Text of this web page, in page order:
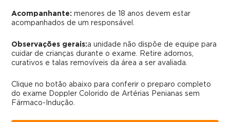
Acompanhante: menores de 18 anos devem estar
acompanhados de um responsável.
Observações gerais:a unidade não dispõe de equipe para
cuidar de crianças durante o exame. Retire adornos,
curativos e talas removíveis da área a ser avaliada.
Clique no botão abaixo para conferir o preparo completo
do exame Doppler Colorido de Artérias Penianas sem
Fármaco-Indução.